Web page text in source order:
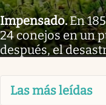
Impensado.En
24 conejos en un
después, el
Las más leídas